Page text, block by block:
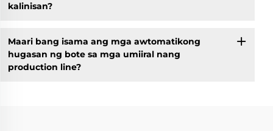
kalinisan?
Maari bang isama ang mga awtomatikong
hugasan ng bote sa mga umiiral nang
production line?